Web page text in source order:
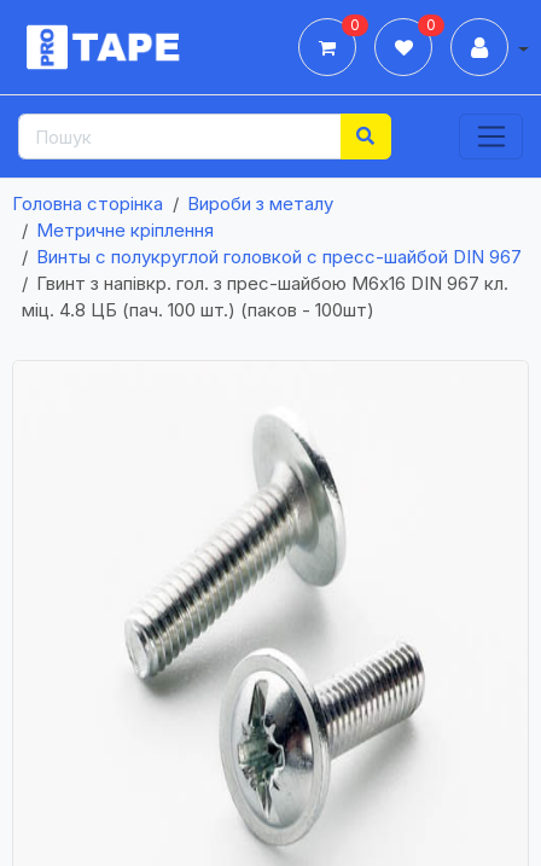
0 0
Головна сторінка
Вироби з металу
Метричне кріплення
Винты с полукруглой головкой с пресс-шайбой DIN 967
Гвинт з напівкр. гол. з прес-шайбою М6х16 DIN 967 кл.
міц. 4.8 ЦБ (пач. 100 шт.) (паков - 100шт)